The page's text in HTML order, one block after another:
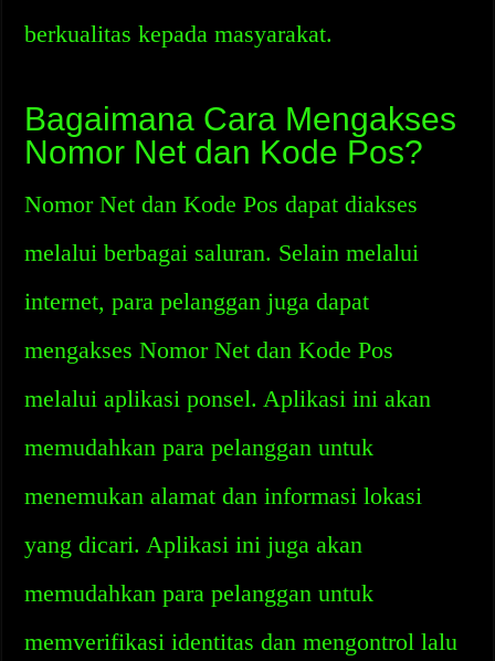
berkualitas kepada masyarakat.
Bagaimana Cara Mengakses
Nomor Net dan Kode Pos?
Nomor Net dan Kode Pos dapat diakses
melalui berbagai saluran. Selain melalui
internet, para pelanggan juga dapat
mengakses Nomor Net dan Kode Pos
melalui aplikasi ponsel. Aplikasi ini akan
memudahkan para pelanggan untuk
menemukan alamat dan informasi lokasi
yang dicari. Aplikasi ini juga akan
memudahkan para pelanggan untuk
memverifikasi identitas dan mengontrol lalu